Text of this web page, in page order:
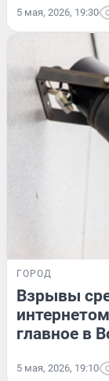
5 мая, 2026, 19:30
ГОРОД
Взрывы
главное в
5 мая, 2026, 19:10